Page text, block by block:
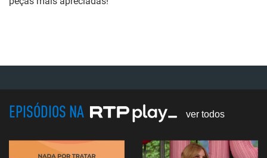
EPISÓDIOS NA ver todos